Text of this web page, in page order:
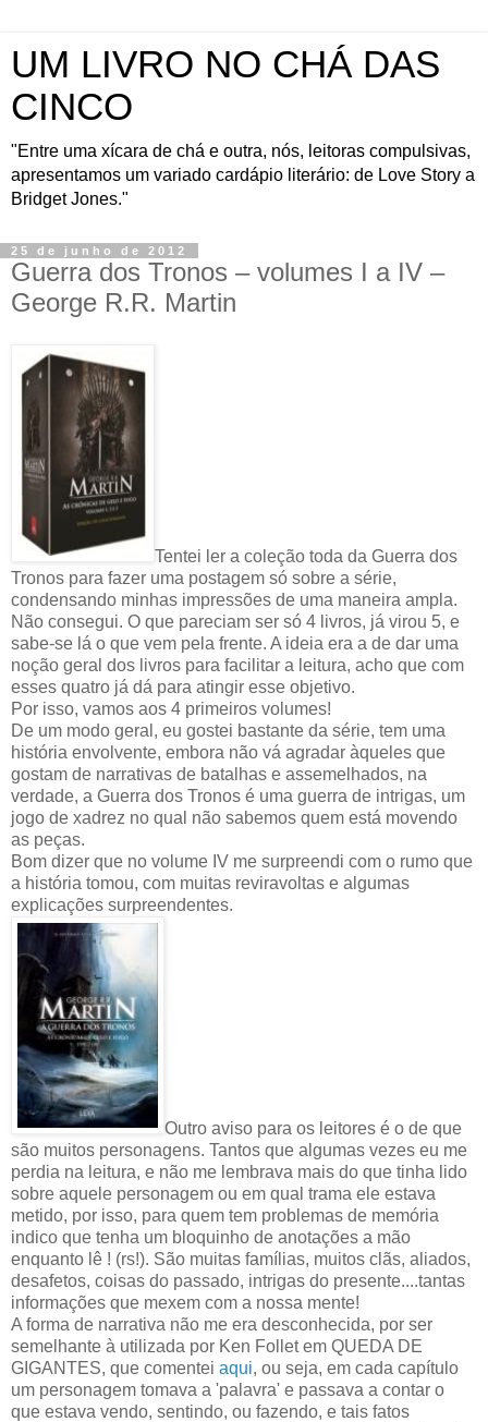
UM LIVRO NO CHÁ DAS
CINCO
"Entre uma xícara de chá e outra, nós, leitoras compulsivas,
apresentamos um variado cardápio literário: de Love Story a
Bridget Jones."
25 de junho de 2012
Guerra dos Tronos – volumes I a IV –
George R.R. Martin
Tentei ler a coleção toda da Guerra dos
Tronos para fazer uma postagem só sobre a série,
condensando minhas impressões de uma maneira ampla.
Não consegui. O que pareciam ser só 4 livros, já virou 5, e
sabe-se lá o que vem pela frente. A ideia era a de dar uma
noção geral dos livros para facilitar a leitura, acho que com
esses quatro já dá para atingir esse objetivo.
Por isso, vamos aos 4 primeiros volumes!
De um modo geral, eu gostei bastante da série, tem uma
história envolvente, embora não vá agradar àqueles que
gostam de narrativas de batalhas e assemelhados, na
verdade, a Guerra dos Tronos é uma guerra de intrigas, um
jogo de xadrez no qual não sabemos quem está movendo
as peças.
Bom dizer que no volume IV me surpreendi com o rumo que
a história tomou, com muitas reviravoltas e algumas
explicações surpreendentes.
Outro aviso para os leitores é o de que
são muitos personagens. Tantos que algumas vezes eu me
perdia na leitura, e não me lembrava mais do que tinha lido
sobre aquele personagem ou em qual trama ele estava
metido, por isso, para quem tem problemas de memória
indico que tenha um bloquinho de anotações a mão
enquanto lê ! (rs!). São muitas famílias, muitos clãs, aliados,
desafetos, coisas do passado, intrigas do presente....tantas
informações que mexem com a nossa mente!
A forma de narrativa não me era desconhecida, por ser
semelhante à utilizada por Ken Follet em QUEDA DE
GIGANTES, que comentei aqui, ou seja, em cada capítulo
um personagem tomava a 'palavra' e passava a contar o
que estava vendo, sentindo, ou fazendo, e tais fatos